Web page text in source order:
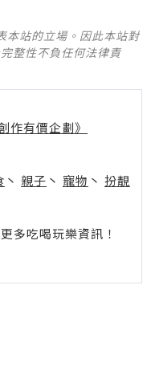
本站的立場。因此本站對
整性不負任何法律責
作有價企劃》
丶 親子 丶 寵物 丶 扮靚
多吃喝玩樂資訊！